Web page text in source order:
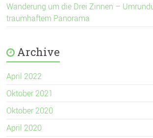
Wanderung um die Drei Zinnen –
traumhaftem Panorama
Archive
April 2022
Oktober 2021
Oktober 2020
April 2020